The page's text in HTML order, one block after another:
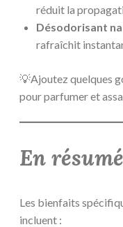
réduit la
Désodorisant
rafraîchit
💡Ajoutez quelques
pour parfumer et
En résumé
Les bienfaits
incluent :